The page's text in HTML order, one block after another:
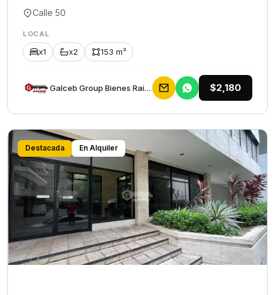
Calle 50
LOCAL
x1 x2 153 m²
Galceb Group Bienes Raices $2,180
Destacada En Alquiler